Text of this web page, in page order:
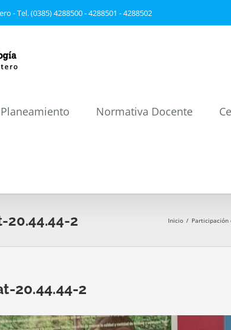
- Tel. (0385) 4288500 - 4288501 - 4288502
Normativa Docente
20.44.44-2 Inicio / Participación
20.44.44-2